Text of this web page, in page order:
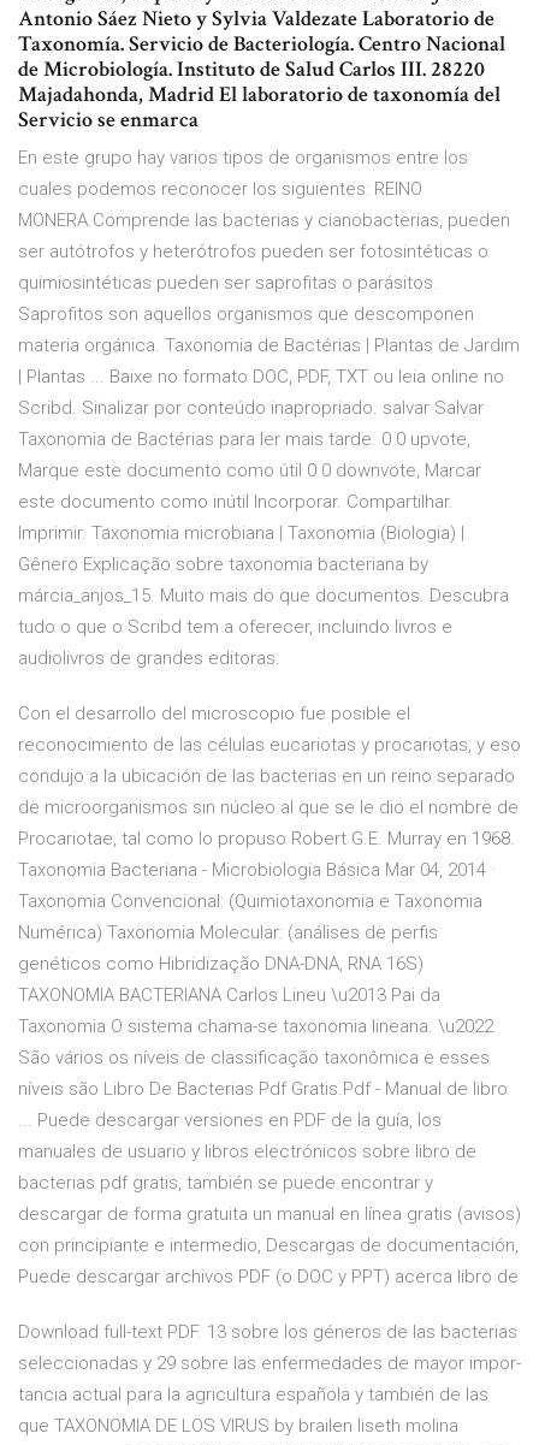
Antonio Sáez Nieto y Sylvia Valdezate Laboratorio de
Taxonomía. Servicio de Bacteriología. Centro Nacional
de Microbiología. Instituto de Salud Carlos III. 28220
Majadahonda, Madrid El laboratorio de taxonomía del
Servicio se enmarca
En este grupo hay varios tipos de organismos entre los
cuales podemos reconocer los siguientes: REINO
MONERA.Comprende las bacterias y cianobacterias, pueden
ser autótrofos y heterótrofos pueden ser fotosintéticas o
quimiosintéticas pueden ser saprofitas o parásitos.
Saprofitos son aquellos organismos que descomponen
materia orgánica. Taxonomia de Bactérias | Plantas de Jardim
| Plantas ... Baixe no formato DOC, PDF, TXT ou leia online no
Scribd. Sinalizar por conteúdo inapropriado. salvar Salvar
Taxonomia de Bactérias para ler mais tarde. 0 0 upvote,
Marque este documento como útil 0 0 downvote, Marcar
este documento como inútil Incorporar. Compartilhar.
Imprimir. Taxonomia microbiana | Taxonomia (Biologia) |
Gênero Explicação sobre taxonomia bacteriana by
márcia_anjos_15. Muito mais do que documentos. Descubra
tudo o que o Scribd tem a oferecer, incluindo livros e
audiolivros de grandes editoras.
Con el desarrollo del microscopio fue posible el
reconocimiento de las células eucariotas y procariotas, y eso
condujo a la ubicación de las bacterias en un reino separado
de microorganismos sin núcleo al que se le dio el nombre de
Procariotae, tal como lo propuso Robert G.E. Murray en 1968.
Taxonomia Bacteriana - Microbiologia Básica Mar 04, 2014 ·
Taxonomia Convencional: (Quimiotaxonomia e Taxonomia
Numérica) Taxonomia Molecular: (análises de perfis
genéticos como Hibridização DNA-DNA, RNA 16S)
TAXONOMIA BACTERIANA Carlos Lineu \u2013 Pai da
Taxonomia O sistema chama-se taxonomia lineana. \u2022
São vários os níveis de classificação taxonômica e esses
níveis são Libro De Bacterias Pdf Gratis.Pdf - Manual de libro
... Puede descargar versiones en PDF de la guía, los
manuales de usuario y libros electrónicos sobre libro de
bacterias pdf gratis, también se puede encontrar y
descargar de forma gratuita un manual en línea gratis (avisos)
con principiante e intermedio, Descargas de documentación,
Puede descargar archivos PDF (o DOC y PPT) acerca libro de
Download full-text PDF. 13 sobre los géneros de las bacterias
seleccionadas y 29 sobre las enfermedades de mayor impor-
tancia actual para la agricultura española y también de las
que TAXONOMIA DE LOS VIRUS by brailen liseth molina